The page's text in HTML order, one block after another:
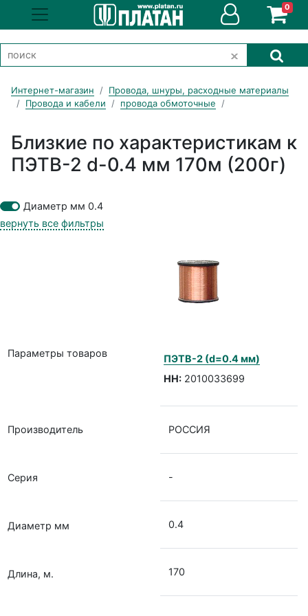
0
Интернет-магазин
Провода, шнуры, расходные материалы
Провода и кабели
провода обмоточные
Близкие по характеристикам к
ПЭТВ-2 d-0.4 мм 170м (200г)
Диаметр мм 0.4
вернуть все фильтры
Параметры товаров
ПЭТВ-2 (d=0.4 мм)
НН:2010033699
Производитель
Серия
Диаметр мм
Длина, м.
РОССИЯ
-
0.4
170